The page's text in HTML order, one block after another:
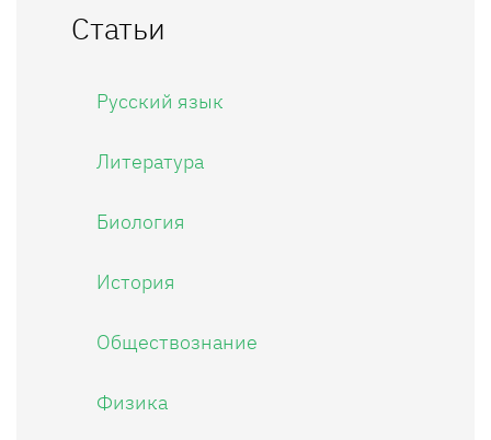
Статьи
Русский язык
Литература
Биология
История
Обществознание
Физика